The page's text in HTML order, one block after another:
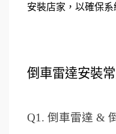
安裝店家，以確保系
倒車雷達安裝
Q1. 倒車雷達 &